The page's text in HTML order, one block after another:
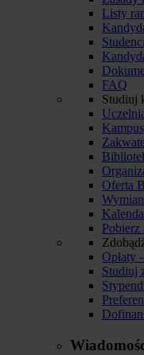
Listy
FAQ
Studiuj
Oferta
Opłaty
Studiuj